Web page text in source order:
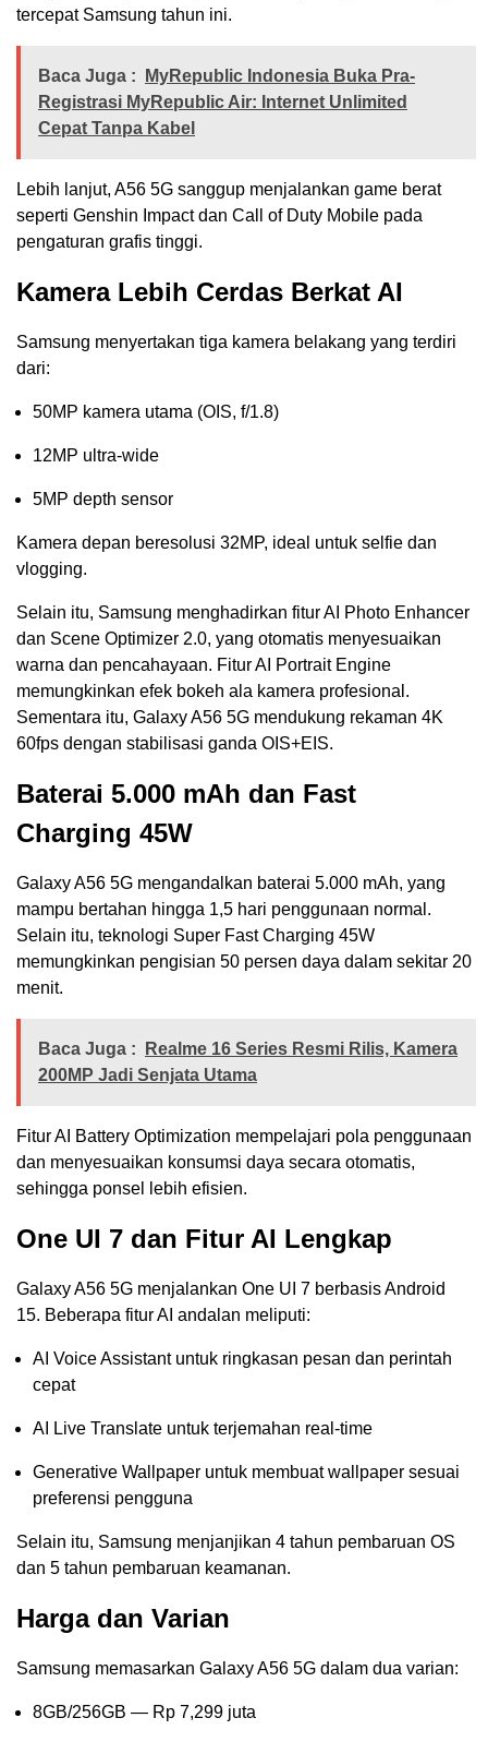
tercepat Samsung tahun ini.
Baca Juga :
MyRepublic Indonesia Buka Pra-
Registrasi MyRepublic Air: Internet Unlimited
Cepat Tanpa Kabel
Lebih lanjut, A56 5G sanggup menjalankan game berat
seperti Genshin Impact dan Call of Duty Mobile pada
pengaturan grafis tinggi.
Kamera Lebih Cerdas Berkat AI
Samsung menyertakan tiga kamera belakang yang terdiri
dari:
50MP kamera utama (OIS, f/1.8)
12MP ultra-wide
5MP depth sensor
Kamera depan beresolusi 32MP, ideal untuk selfie dan
vlogging.
Selain itu, Samsung menghadirkan fitur AI Photo Enhancer
dan Scene Optimizer 2.0, yang otomatis menyesuaikan
warna dan pencahayaan. Fitur AI Portrait Engine
memungkinkan efek bokeh ala kamera profesional.
Sementara itu, Galaxy A56 5G mendukung rekaman 4K
60fps dengan stabilisasi ganda OIS+EIS.
Baterai 5.000 mAh dan Fast
Charging 45W
Galaxy A56 5G mengandalkan baterai 5.000 mAh, yang
mampu bertahan hingga 1,5 hari penggunaan normal.
Selain itu, teknologi Super Fast Charging 45W
memungkinkan pengisian 50 persen daya dalam sekitar 20
menit.
Baca Juga :
Realme 16 Series Resmi Rilis, Kamera
200MP Jadi Senjata Utama
Fitur AI Battery Optimization mempelajari pola penggunaan
dan menyesuaikan konsumsi daya secara otomatis,
sehingga ponsel lebih efisien.
One UI 7 dan Fitur AI Lengkap
Galaxy A56 5G menjalankan One UI 7 berbasis Android
15. Beberapa fitur AI andalan meliputi:
AI Voice Assistant untuk ringkasan pesan dan perintah
cepat
AI Live Translate untuk terjemahan real-time
Generative Wallpaper untuk membuat wallpaper sesuai
preferensi pengguna
Selain itu, Samsung menjanjikan 4 tahun pembaruan OS
dan 5 tahun pembaruan keamanan.
Harga dan Varian
Samsung memasarkan Galaxy A56 5G dalam dua varian:
8GB/256GB — Rp 7,299 juta